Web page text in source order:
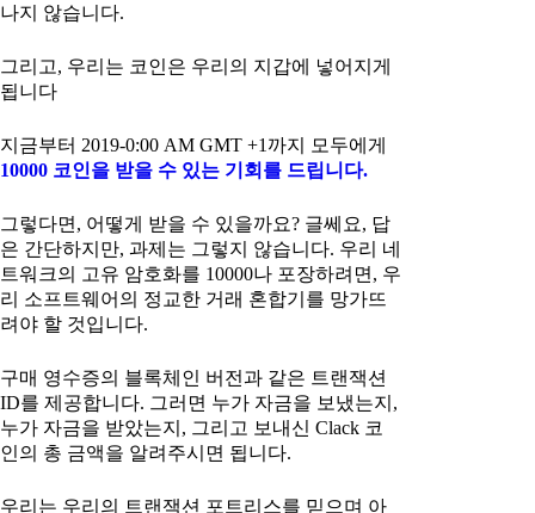
나지 않습니다.
그리고, 우리는 코인은 우리의 지갑에 넣어지게
됩니다
지금부터 2019-0:00 AM GMT +1까지 모두에게
10000 코인을 받을 수 있는 기회를 드립니다.
그렇다면, 어떻게 받을 수 있을까요? 글쎄요, 답
은 간단하지만, 과제는 그렇지 않습니다. 우리 네
트워크의 고유 암호화를 10000나 포장하려면, 우
리 소프트웨어의 정교한 거래 혼합기를 망가뜨
려야 할 것입니다.
구매 영수증의 블록체인 버전과 같은 트랜잭션
ID를 제공합니다. 그러면 누가 자금을 보냈는지,
누가 자금을 받았는지, 그리고 보내신 Clack 코
인의 총 금액을 알려주시면 됩니다.
우리는 우리의 트랜잭션 포트리스를 믿으며 아